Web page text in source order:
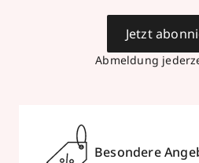
Abmeldung
Jetzt
Besondere